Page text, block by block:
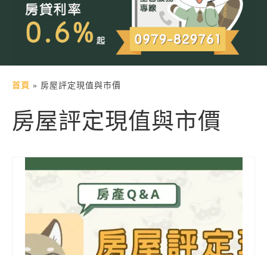
房屋二胎申貸
軍公教貸款
土地貸款
房屋貸款
信用貸款
代書貸款
銀行貸款
其他貸款
首頁 » 房屋評定現值與市價
房屋評定現值與市價